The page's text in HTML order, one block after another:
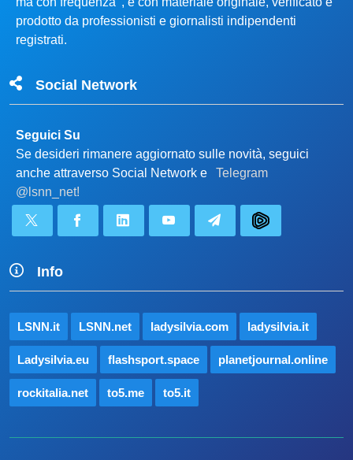
prodotto da professionisti e giornalisti indipendenti
registrati.
Social Network
Seguici Su
Se desideri rimanere aggiornato sulle novità, seguici
anche attraverso Social Network e
Telegram
@lsnn_net!
Info
LSNN.it LSNN.net ladysilvia.com ladysilvia.it
Ladysilvia.eu flashsport.space planetjournal.online
rockitalia.net to5.me to5.it